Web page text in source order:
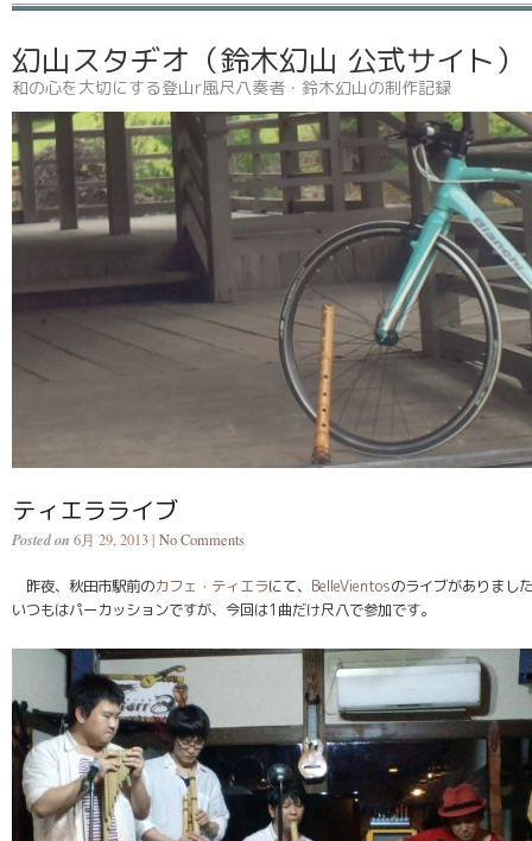
幻山スタヂオ（鈴木幻山 公式サイト
和の心を大切にする登山r風尺八奏者・鈴木幻山の制作記録
ティエラライブ
Posted on 6月 29, 2013 | No Comments
昨夜、秋田市駅前のカフェ・ティエラにて、 BelleVientosのライブがありまし
いつもはパーカッションですが、今回は1曲だけ尺八で参加です。